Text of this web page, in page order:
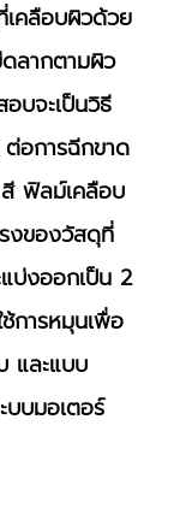
คลือบผิวด้วย
ลากตามผิว
บจะเป็นวิธี
อการฉีกขาด
ฟิลม์เคลือบ
งของวัสดุที่
บ่งออกเป็น 2
การหมุนเพื่อ
และแบบ
บมอเตอร์